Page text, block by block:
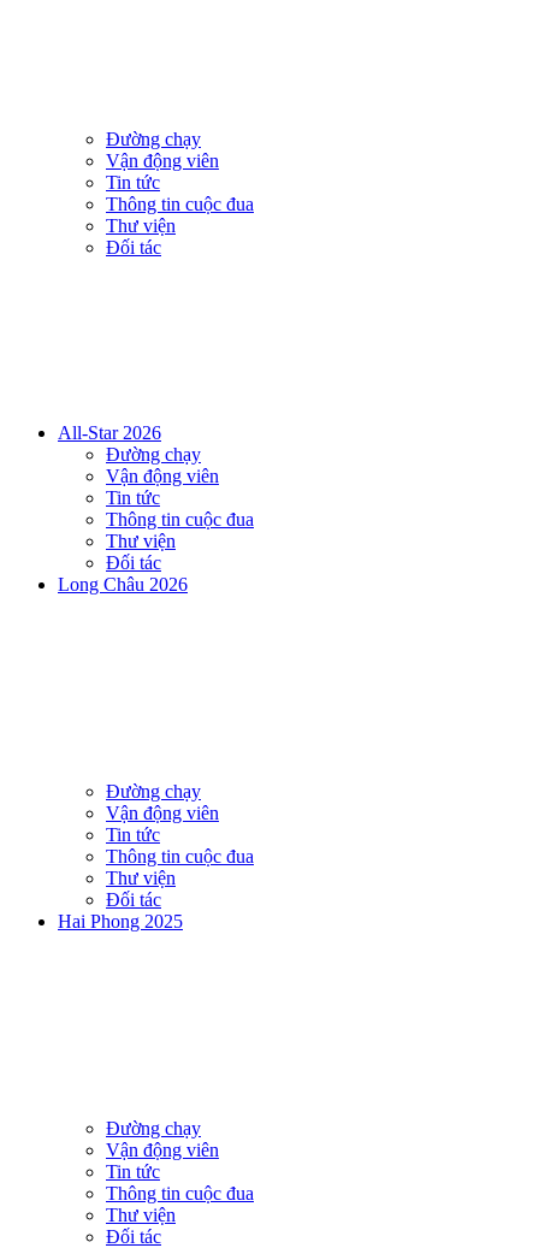
Đường chạy
Vận động viên
Tin tức
Thông tin cuộc đua
Thư viện
Đối tác
All-Star 2026
Đường chạy
Vận động viên
Tin tức
Thông tin cuộc đua
Thư viện
Đối tác
Long Châu 2026
Đường chạy
Vận động viên
Tin tức
Thông tin cuộc đua
Thư viện
Đối tác
Hai Phong 2025
Đường chạy
Vận động viên
Tin tức
Thông tin cuộc đua
Thư viện
Đối tác